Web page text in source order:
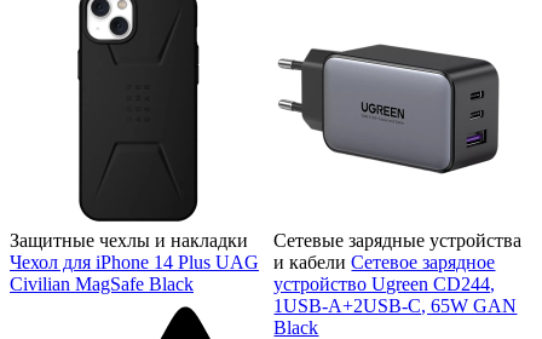
Защитные чехлы и накладки
Чехол для iPhone 14 Plus UAG
Civilian MagSafe Black
Сетевые зарядные устройства
и кабели Сетевое зарядное
устройство Ugreen CD244,
1USB-A+2USB-C, 65W GAN
Black